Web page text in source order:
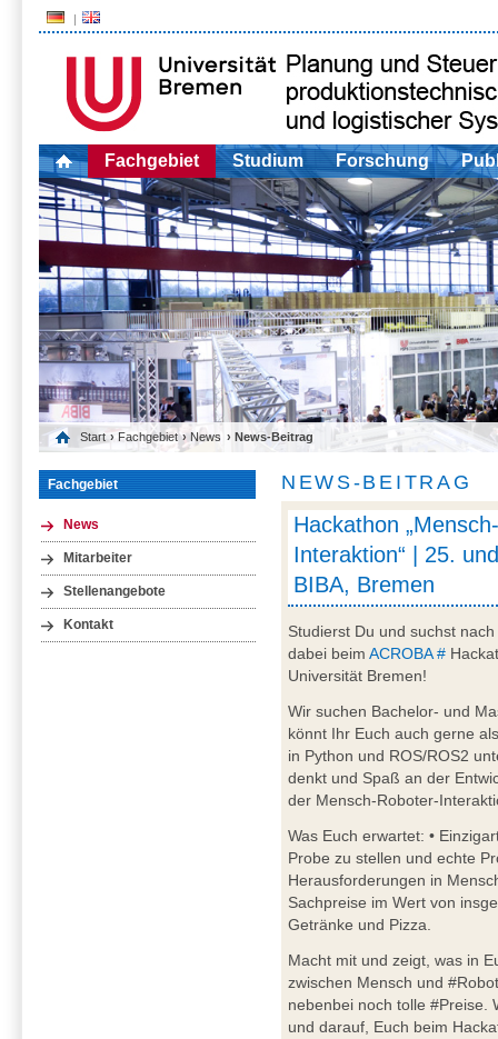
Fachgebiet Studium Forschung
Start › Fachgebiet › News › News-Beitrag
Fachgebiet
News
Mitarbeiter
Stellenangebote
Kontakt
NEWS-BEITRAG
Hackathon
Interaktion“ | 25.
BIBA, Bremen
Studierst Du und suchst
dabei beimACROBA #
Universität Bremen!
Wir suchen Bachelor- und
könnt Ihr Euch auch gerne
in Python und ROS/ROS2
denkt und Spaß an der
der Mensch-Roboter-
Was Euch erwartet: •
Probe zu stellen und echte
Herausforderungen in
Sachpreise im Wert von
Getränke und Pizza.
Macht mit und zeigt, was in
zwischen Mensch und
nebenbei noch tolle #Preise.
und darauf, Euch beim